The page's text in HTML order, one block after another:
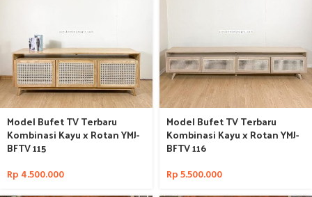
Model Bufet TV Terbaru
Kombinasi Kayu x Rotan YMJ-
BFTV 115
Rp 4.500.000
Model Bufet TV Terbaru
Kombinasi Kayu x Rotan YMJ-
BFTV 116
Rp5.500.000